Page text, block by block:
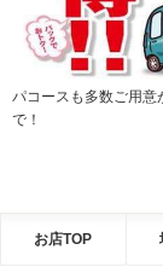
パコースも多数ご用意
で！
お店TOP